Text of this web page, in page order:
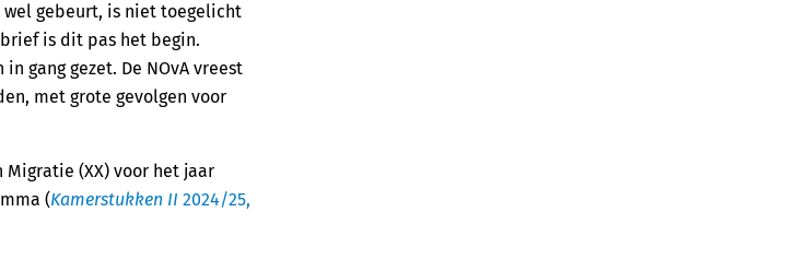
gebeurt, is niet toegelicht
is dit pas het begin.
gang gezet. De NOvA vreest
met grote gevolgen voor
(XX) voor het jaar
(Kamerstukken II 2024/25,